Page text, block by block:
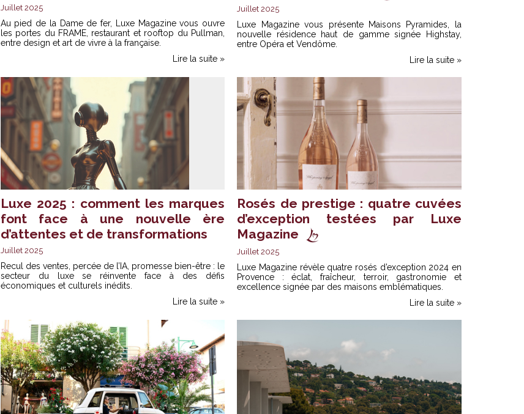
Juillet 2025
Au pied de la Dame de fer, Luxe Magazine vous ouvre
les portes du FRAME, restaurant et rooftop du Pullman,
entre design et art de vivre à la française.
Lire la suite »
Juillet 2025
Luxe Magazine vous présente Maisons Pyramides, la
nouvelle résidence haut de gamme signée Highstay,
entre Opéra et Vendôme.
Lire la suite »
Luxe 2025 : comment les marques
font face à une nouvelle ère
d’attentes et de transformations
Juillet 2025
Recul des ventes, percée de l’IA, promesse bien-être : le
secteur du luxe se réinvente face à des défis
économiques et culturels inédits.
Lire la suite »
Rosés de prestige : quatre cuvées
d’exception testées par Luxe
Magazine
Juillet 2025
Luxe Magazine révèle quatre rosés d’exception 2024 en
Provence : éclat, fraîcheur, terroir, gastronomie et
excellence signée par des maisons emblématiques.
Lire la suite »